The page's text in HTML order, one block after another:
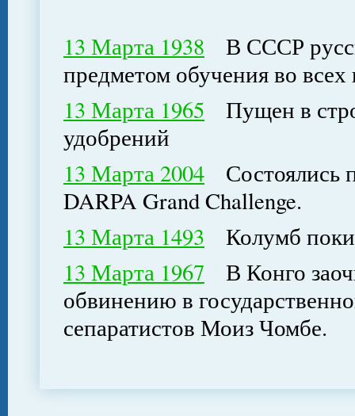
13 Марта 1938 В СССР
предметом обучения во
13 Марта 1965 Пущен в
удобрений
13 Марта 2004 Состоялись
DARPA Grand Challenge.
13 Марта 1493 Колумб
13 Марта 1967 В Конго
обвинению в
сепаратистов Моиз Чомбе.